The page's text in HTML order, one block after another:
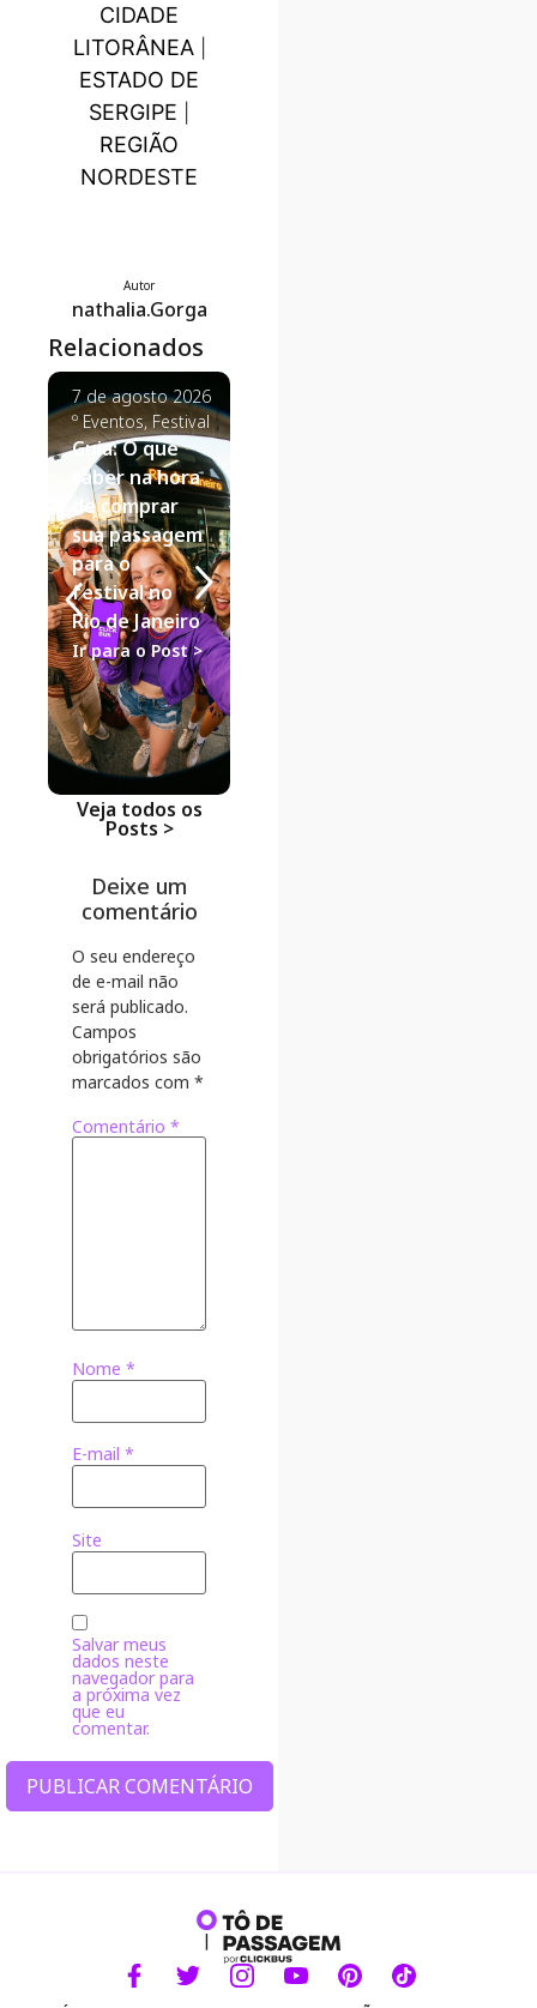
CIDADE
LITORÂNEA|
ESTADO DE
SERGIPE
REGIÃO
NORDESTE
Autor
nathalia.Gorga
Relacionados
7 de agosto 2026
ºEventos,Festival
Guia: O que
saber na hora
de comprar
sua passagem
para o
festival no
Rio de Janeiro
Ir para o Post >
Veja todos os
Posts >
Deixe um
comentário
O seu endereço
de e-mail não
será publicado.
Campos
obrigatórios são
marcados com *
Comentário *
Nome *
E-mail *
Site
Salvar meus
dados neste
navegador para
a próxima vez
que eu
comentar.